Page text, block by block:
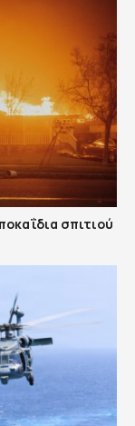
σπιτιού